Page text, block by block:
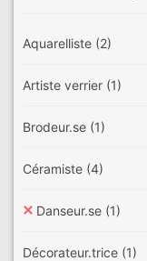
Aquarelliste (2)
Artiste verrier (1)
Brodeur.se (1)
Céramiste (4)
Danseur.se (1)
Décorateur.trice (1)